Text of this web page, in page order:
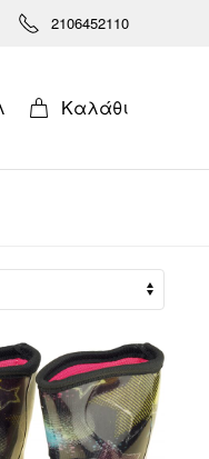
2106452110
Καλάθι